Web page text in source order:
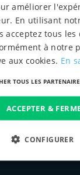
LES RÉSULTATS
week-end retrouvez
de votre
améliorer
En utilisant
acceptez tous les
à notre
aux cookies. En
TOUS LES
ACCEPTER &
CONFIGURER